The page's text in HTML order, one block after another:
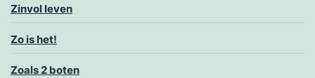
Zinvol leven
Zo is het!
Zoals 2 boten